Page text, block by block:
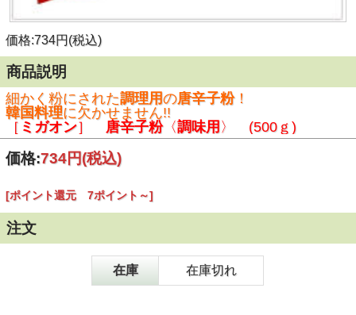
価格:734円(税込)
商品説明
細かく粉にされた調理用の唐辛子粉！
韓国料理に欠かせません!!
［ ミガオン］ 唐辛子粉〈調味用 〉 (500ｇ)
価格:734円(税込)
[ポイント還元 7ポイント～]
注文
在庫 在庫切れ